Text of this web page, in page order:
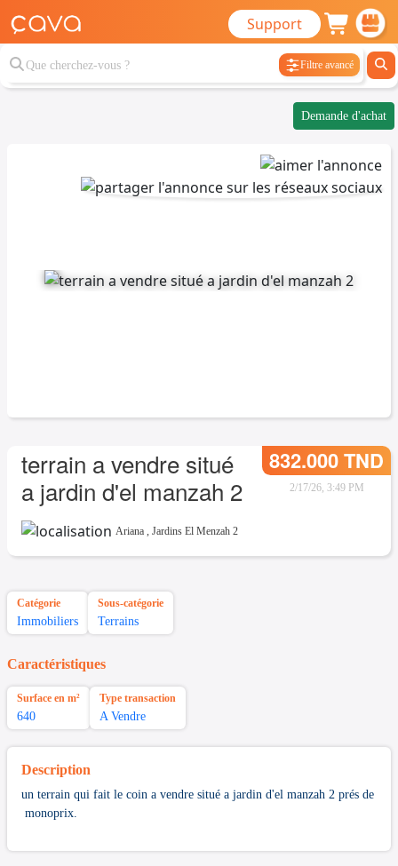
Support
Filtre avancé
Demande d'achat
terrain a vendre situé
a jardin d'el manzah 2
832.000 TND
2/17/26, 3:49 PM
Ariana , Jardins El Menzah 2
Catégorie
Immobiliers
Sous-catégorie
Terrains
Caractéristiques
Surface en m²
640
Type transaction
A Vendre
Description
un terrain qui fait le coin a vendre situé a jardin d'el manzah 2 prés de
monoprix.